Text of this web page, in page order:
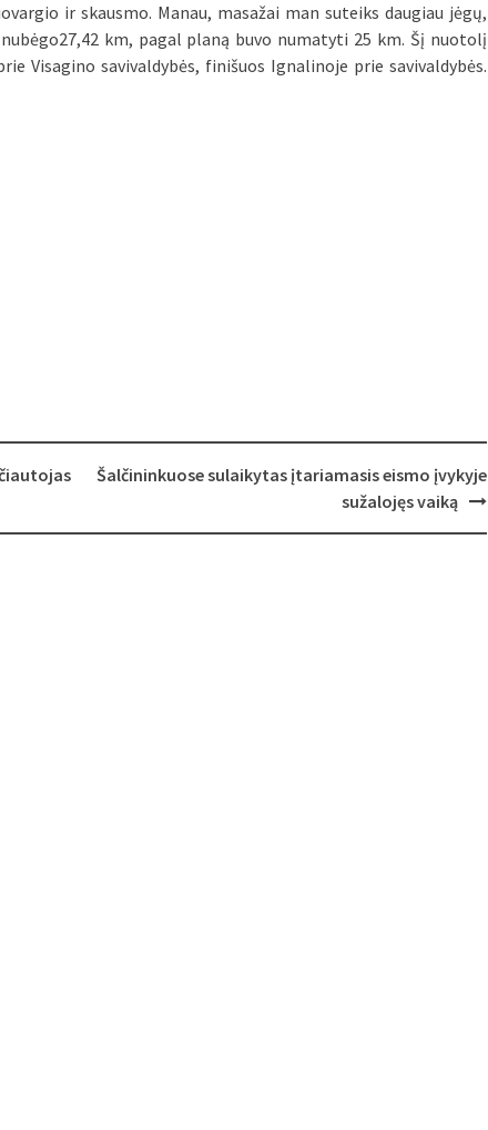
ir skausmo. Manau, masažai man suteiks daugiau jėgų,
km, pagal planą buvo numatyti 25 km. Šį nuotolį
Visagino savivaldybės, finišuos Ignalinoje prie savivaldybės.
Šalčininkuose sulaikytas įtariamasis eismo įvykyje
sužalojęs vaiką